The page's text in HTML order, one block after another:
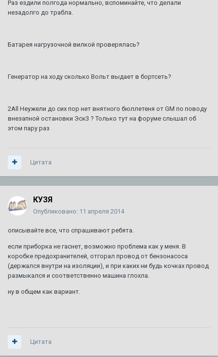
Раз ездили полгода нормально, вспоминайте, что делали
незадолго до трабла.
Батарея нагрузочной вилкой проверялась?
Генератор на ходу сколько Вольт выдает в бортсеть?
2All Неужели до сих пор нет внятного бюллетеня от GM по поводу
внезапной остановки Эск3 ? Только тут на форуме слышал об
этом пару раз
Цитата
КУЗЯ
Опубликовано: 11 апреля 2014
описывайте все, что спрашивают ребята.
если приборка не гаснет, возможно проблема как у меня. В
коробке предохранителей, отгорал провод от бензонасоса
(держался внутри на изоляции), и при каких ни будь кочках провод
размыкался и соответственно машина глохла.
ну в общем как вариант.
Цитата